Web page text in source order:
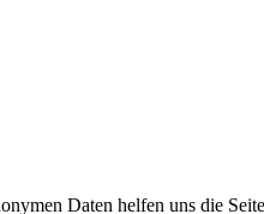
Daten helfen uns die